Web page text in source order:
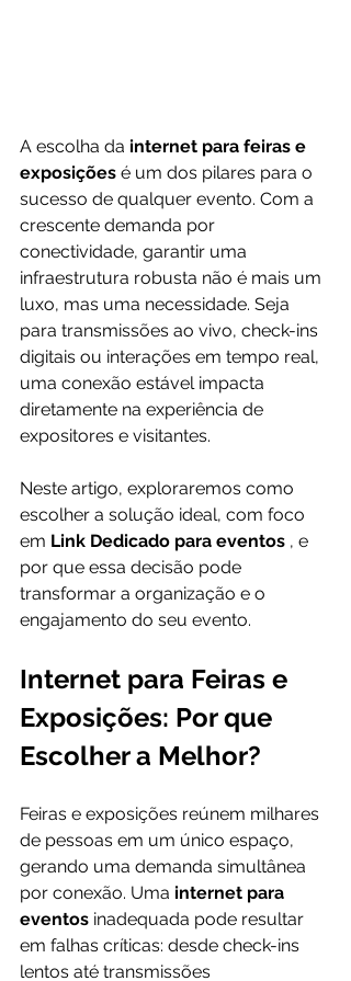
A escolha da internet para feiras e
exposições é um dos pilares para o
sucesso de qualquer evento. Com a
crescente demanda por
conectividade, garantir uma
infraestrutura robusta não é mais um
luxo, mas uma necessidade. Seja
para transmissões ao vivo, check-ins
digitais ou interações em tempo real,
uma conexão estável impacta
diretamente na experiência de
expositores e visitantes.
Neste artigo, exploraremos como
escolher a solução ideal, com foco
em Link Dedicado para eventos , e
por que essa decisão pode
transformar a organização e o
engajamento do seu evento.
Internet para Feiras e
Exposições: Por que
Escolher a Melhor?
Feiras e exposições reúnem milhares
de pessoas em um único espaço,
gerando uma demanda simultânea
por conexão. Uma internet para
eventos inadequada pode resultar
em falhas críticas: desde check-ins
lentos até transmissões